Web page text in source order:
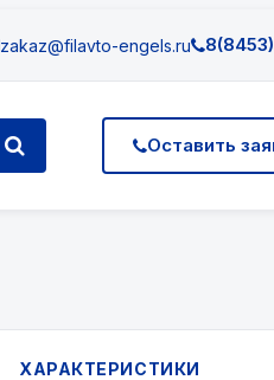
zakaz@filavto-engels.ru
Оставить
ХАРАКТЕРИСТИКИ